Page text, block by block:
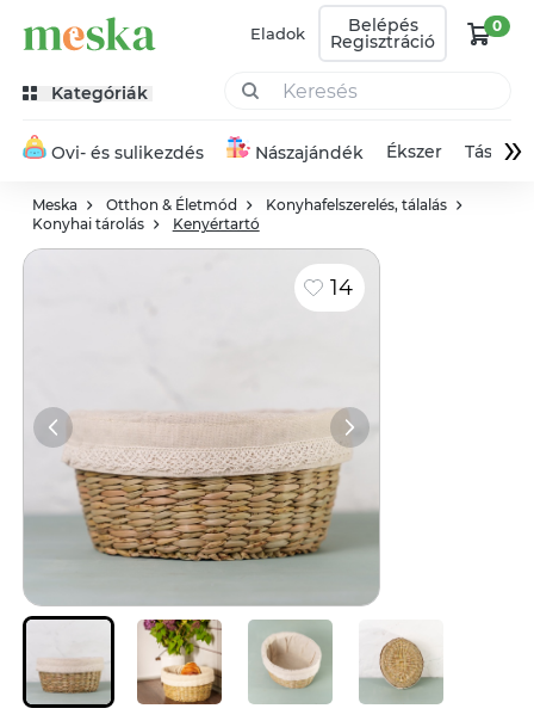
Eladok Belépés
Regisztráció
0
Kategóriák
Ovi- és sulikezdés Nászajándék Ékszer Táska»
Meska Otthon & Életmód
Konyhafelszerelés, tálalás
Konyhai tárolás
Kenyértartó
14